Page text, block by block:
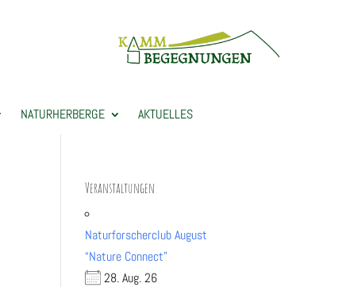
NATURHERBERGE AKTUELLES
Veranstaltungen
Naturforscherclub August
“Nature Connect”
28. Aug. 26